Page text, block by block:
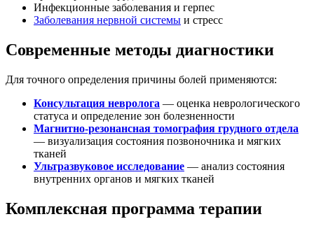
Инфекционные заболевания и герпес
Заболевания нервной системы и стресс
Современные методы диагностики
Для точного определения причины болей применяются:
Консультация невролога — оценка неврологического
статуса и определение зон болезненности
Магнитно-резонансная томография грудного отдела
— визуализация состояния позвоночника и мягких
тканей
Ультразвуковое исследование — анализ состояния
внутренних органов и мягких тканей
Комплексная программа терапии